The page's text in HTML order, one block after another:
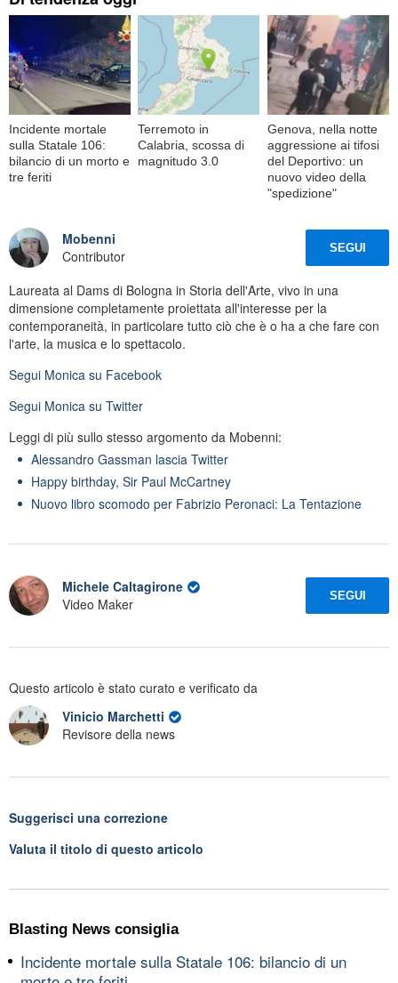
Incidente mortale
sulla Statale 106:
bilancio di un morto e
tre feriti
Terremoto in
Calabria, scossa di
magnitudo 3.0
Genova, nella notte
aggressione ai tifosi
del Deportivo: un
nuovo video della
"spedizione"
Mobenni
Contributor
SEGUI
Laureata al Dams di Bologna in Storia dell'Arte, vivo in una
dimensione completamente proiettata all'interesse per la
contemporaneità, in particolare tutto ciò che è o ha a che fare con
l'arte, la musica e lo spettacolo.
Segui Monica su Facebook
Segui Monica su Twitter
Leggi di più sullo stesso argomento da Mobenni:
Alessandro Gassman lascia Twitter
Happy birthday, Sir Paul McCartney
Nuovo libro scomodo per Fabrizio Peronaci: La Tentazione
Michele Caltagirone
Video Maker
SEGUI
Questo articolo è stato curato e verificato da
Vinicio Marchetti
Revisore della news
Suggerisci una correzione
Valuta il titolo di questo articolo
Blasting News consiglia
Incidente mortale sulla Statale 106: bilancio di un